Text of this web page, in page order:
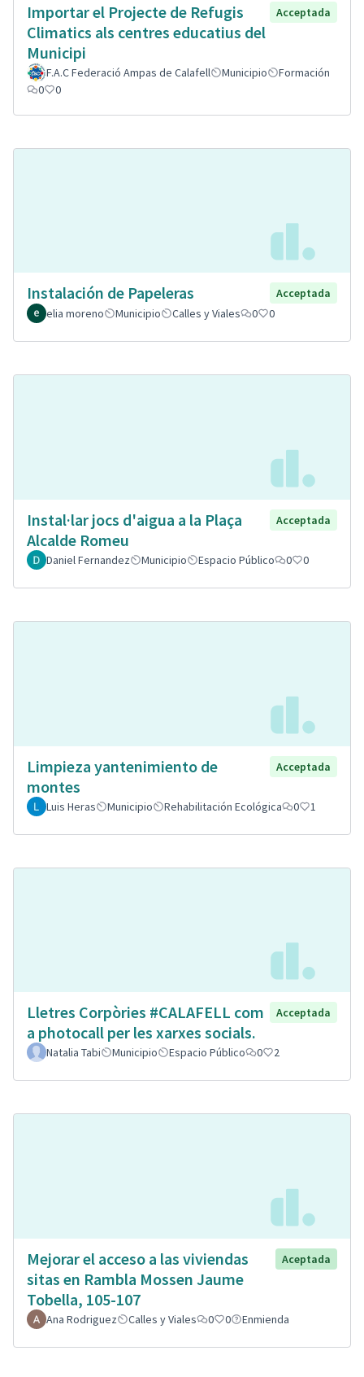
Importar el Projecte de Refugis
Climatics als centres educatius del
Municipi
Acceptada
F.A.C Federació Ampas de Calafell Municipio
Formación
0
0
Instalación de Papeleras
Acceptada
elia moreno
Municipio Calles y Viales 0 0
Instal·lar jocs d'aigua a la Plaça
Alcalde Romeu
Acceptada
Daniel Fernandez Municipio Espacio Público 0 0
Limpieza yantenimiento de
montes
Acceptada
Luis Heras Municipio Rehabilitación Ecológica 0 1
Lletres Corpòries #CALAFELL com
a photocall per les xarxes socials.
Acceptada
Natalia Tabi Municipio Espacio Público 0 2
Mejorar el acceso a las viviendas
sitas en Rambla Mossen Jaume
Tobella, 105-107
Aceptada
Ana Rodriguez Calles y Viales 0 0 Enmienda